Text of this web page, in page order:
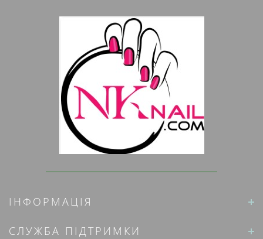
ІНФОРМАЦІЯ
СЛУЖБА ПІДТРИМКИ